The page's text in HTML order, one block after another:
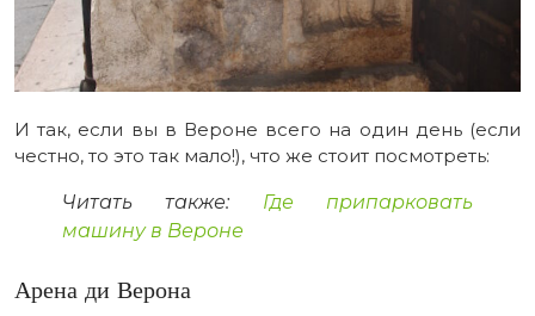
И так, если вы в Вероне всего на один день (если
честно, то это так мало!), что же стоит посмотреть:
Читать также: Где припарковать
машину в Вероне
Арена ди Верона